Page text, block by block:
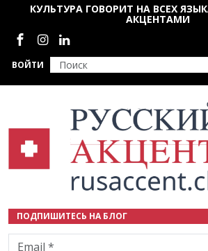
Перейти к основному содержанию
ВОЙТИ
КУЛЬТУРА ГОВОРИТ НА ВСЕХ
АКЦЕНТАМИ
Социальные сети
ПОДПИШИТЕСЬ НА БЛОГ
Email